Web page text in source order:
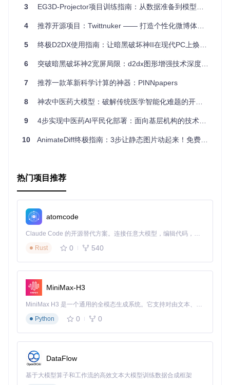
简单集成：无论你是使用CocoaPods还是手动添加，SSUIV
可扩展性：提供了SSUIViewMiniMeDelegate协议，可以根
小结
如果你正在寻找一种优雅的方式，来提升你的iOS应用在视图
缩放和滚动时的用户体验，那么SSUIViewMiniMe无疑是一个
值得尝试的优秀解决方案。它的强大功能和简洁设计，将会为
你的应用带来更多的可能性。立即加入到这个开源项目中，体
验更多乐趣吧！
3 EG3D-Projector项目训练指南：从数据准备到模型调优全解析
4 推荐开源项目：Twittnuker —— 打造个性化微博体验的利器
5 终极D2DX使用指南：让暗黑破坏神II在现代PC上焕发新生 🎮
6 突破暗黑破坏神2宽屏局限：d2dx图形增强技术深度解析
7 推荐一款革新科学计算的神器：PINNpapers
8 神农中医药大模型：破解传统医学智能化难题的开源方案
9 4步实现中医药AI平民化部署：面向基层机构的技术方案
10 AnimateDiff终极指南：3步让静态图片动起来！免费AI动画神器
热门项目推荐
atomcode
Claude Code 的开源替代方案。连接任意大模型，编辑代码，运行命令，自动验证 — 全自动执行。用 Rust 构建，极致性能。 ｜ An open-source alternative to Claude Code. Connect any LLM, edit code, run commands, and verify changes — autonomously. Built in Rust for speed. Get Started
Rust
0 540
MiniMax-H3
MiniMax H3 是一个通用的全模态生成系统。它支持对由文本、图像、视频和音频组成的多模态上下文进行统一理解，并能生成分辨率高达 2K、时长可达 15 秒的带原生立体声音频的视频。得益于面向任务泛化的系统设计，H3 在预训练阶段就已具备广泛的多模态上下文理解与生成能力，能够出色地执行复杂的多模态指令。
Python
0 0
DataFlow
基于大模型算子和工作流的高效文本大模型训练数据合成框架